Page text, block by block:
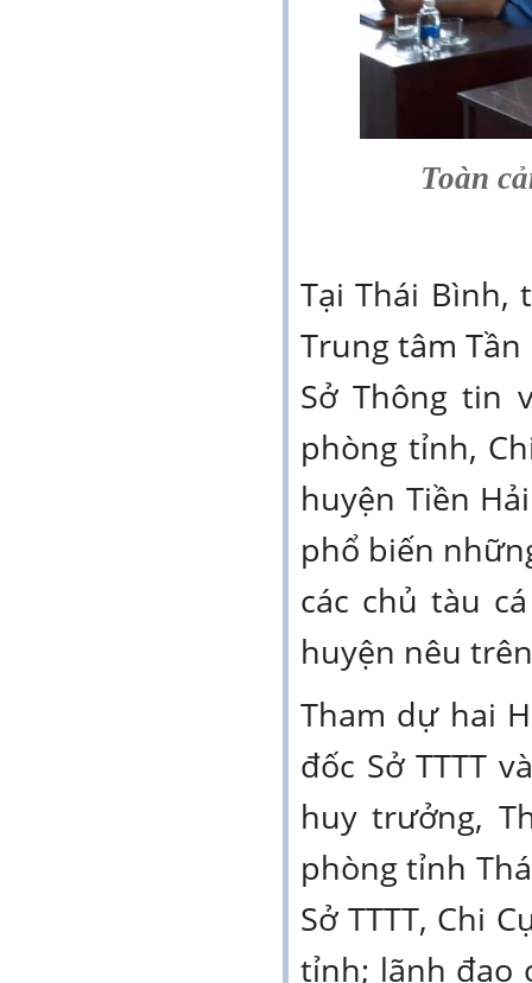
Toàn
Tại Thái Bình,
Trung tâm
Sở Thông tin
phòng tỉnh,
huyện Tiền
phổ biến
các chủ tàu
huyện nêu
Tham dự hai
đốc Sở TTTT
huy trưởng,
phòng tỉnh
Sở TTTT, Chi
tỉnh; lãnh đạo